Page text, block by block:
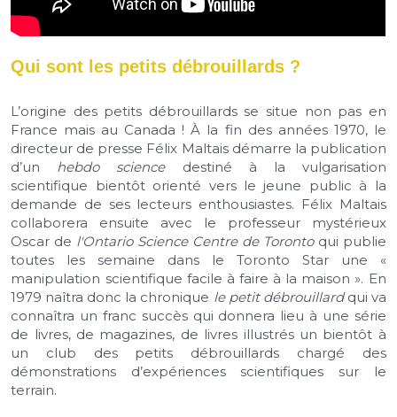
Qui sont les petits débrouillards ?
L’origine des petits débrouillards se situe non pas en
France mais au Canada ! À la fin des années 1970, le
directeur de presse Félix Maltais démarre la publication
d’un hebdo science destiné à la vulgarisation
scientifique bientôt orienté vers le jeune public à la
demande de ses lecteurs enthousiastes. Félix Maltais
collaborera ensuite avec le professeur mystérieux
Oscar de l'Ontario Science Centre de Toronto qui publie
toutes les semaine dans le Toronto Star une «
manipulation scientifique facile à faire à la maison ». En
1979 naîtra donc la chronique le petit débrouillard qui va
connaîtra un franc succès qui donnera lieu à une série
de livres, de magazines, de livres illustrés un bientôt à
un club des petits débrouillards chargé des
démonstrations d’expériences scientifiques sur le
terrain.